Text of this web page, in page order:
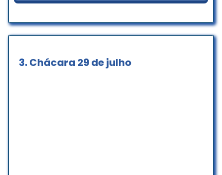
Maira Carvalho
Lugar excelente para ter paz e
conectar com Deus.
3.Chácara 29 de julho